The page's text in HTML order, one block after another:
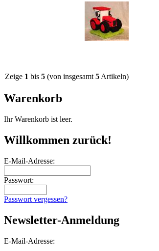
Zeige 1 bis 5 (von insgesamt 5 Artikeln)
Warenkorb
Ihr Warenkorb ist leer.
Willkommen zurück!
E-Mail-Adresse:
Passwort:
Passwort vergessen?
Newsletter-Anmeldung
E-Mail-Adresse: